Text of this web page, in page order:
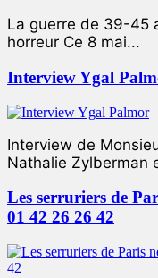
La guerre de 39-45
horreur Ce 8 mai...
Interview Ygal
Interview de
Nathalie Zylberman
Les serruriers de
01 42 26 26 42